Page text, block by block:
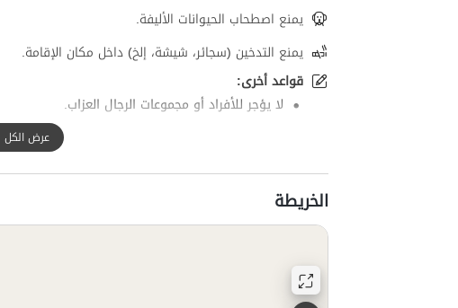
يمنع اصطحاب الحيوانات الأليفة.
يمنع التدخين (سجائر، شيشة، إلخ) داخل مكان الإقامة.
قواعد أخرى:
لا يؤجر للأفراد أو مجموعات الرجال العزاب.
عرض الكل
الخريطة